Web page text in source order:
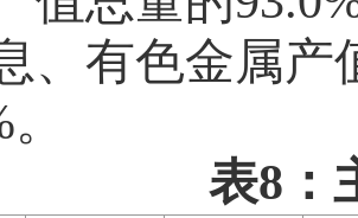
、有色金属产
。
表8：